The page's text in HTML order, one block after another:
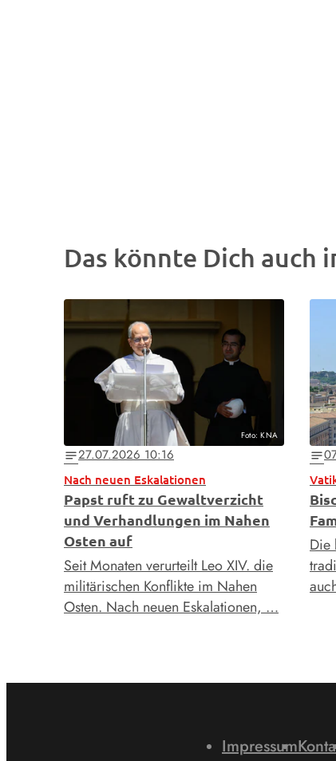
Das könnte Dich auch
Foto: KNA
notes27.07.2026 10:16
Nach neuen Eskalationen
Papst ruft zu Gewaltverzicht
und Verhandlungen im Nahen
Osten auf
Seit Monaten verurteilt Leo XIV. die
militärischen Konflikte im Nahen
Osten. Nach neuen Eskalationen, …
notes
Die
Impressum